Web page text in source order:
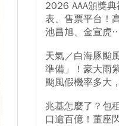
2026 AAA頒獎
表、售票平台！
池昌旭、金宣虎
天氣／白海豚颱
準備」！豪大雨
颱風假機率多大
兆基怎麼了？包
口逾百億！董座